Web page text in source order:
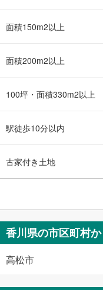
面積150m2以上
面積200m2以上
100坪・面積330m2以上
駅徒歩10分以内
古家付き土地
香川県の市区町村
高松市